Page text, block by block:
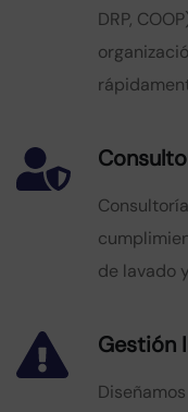
DRP,
de lavado
Gestión